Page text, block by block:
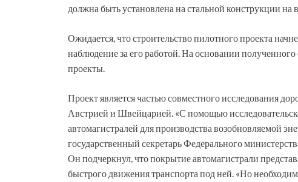
должна быть установлена ​​на стальной конструкции на
Ожидается, что строительство пилотного проекта
наблюдение за его работой. На основании
проекты.
Проект является частью совместного исследования
Австрией и Швейцарией. «С помощью
автомагистралей для производства возобновляемой
государственный секретарь Федерального
Он подчеркнул, что покрытие автомагистрали
быстрого движения транспорта под ней. «Но